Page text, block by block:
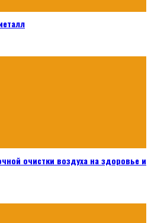
очистки воздуха на здоровье и